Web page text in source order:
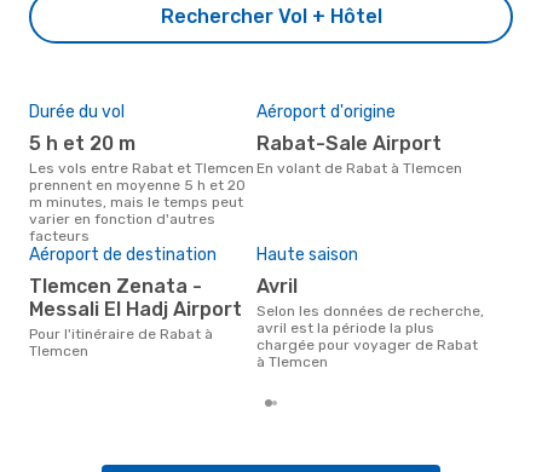
Rechercher Vol + Hôtel
Durée du vol
5 h et 20 m
Les vols entre Rabat et Tlemcen
prennent en moyenne 5 h et 20
m minutes, mais le temps peut
varier en fonction d'autres
facteurs
Aéroport d'origine
Rabat-Sale Airport
En volant de Rabat à Tlemcen
Aéroport de destination
Tlemcen Zenata -
Messali El Hadj Airport
Pour l'itinéraire de Rabat à
Tlemcen
Haute saison
avril
Selon les données de recherche,
avril est la période la plus
chargée pour voyager de Rabat
à Tlemcen